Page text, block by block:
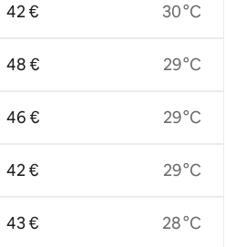
42 €
48 €
46 €
42 €
43 €
30 °C
29 °C
29 °C
29 °C
28 °C